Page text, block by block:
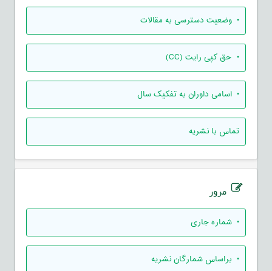
• وضعیت دسترسی به مقالات
• حق کپی رایت (CC)
• اسامی داوران به تفکیک سال
تماس با نشریه
مرور
• شماره جاری
• براساس شمارگان نشریه